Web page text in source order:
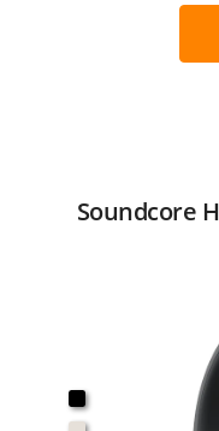
Soundcore